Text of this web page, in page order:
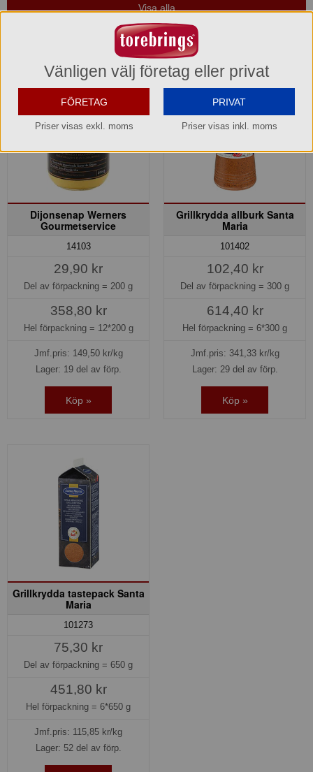
som matchar din sökning:
Dijonsenap Werners
Gourmetservice
14103
29,90 kr
Del av förpackning = 200 g
358,80 kr
Hel förpackning = 12*200 g
Jmf.pris: 149,50kr/kg
Lager: 19 del av förp.
Köp »
Grillkrydda allburk Santa
Maria
101402
102,40 kr
Del av förpackning = 300 g
614,40 kr
Hel förpackning = 6*300 g
Jmf.pris: 341,33kr/kg
Lager: 29 del av förp.
Köp »
Grillkrydda tastepack Santa
Maria
101273
75,30 kr
Del av förpackning = 650 g
451,80 kr
Hel förpackning = 6*650 g
Jmf.pris: 115,85 kr/kg
Lager: 52 del av förp.
Vänligen välj företag eller privat
FÖRETAG
Priser visas exkl. moms
PRIVAT
Priser visas inkl. moms